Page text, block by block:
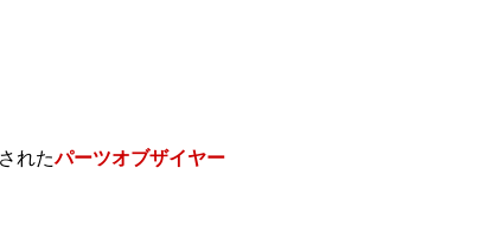
れたパーツオブザイヤー